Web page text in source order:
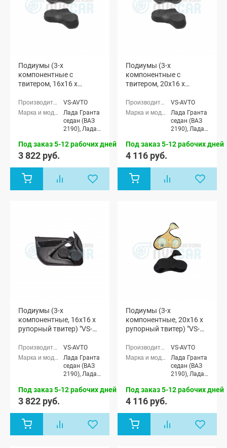
Подиумы (3-х
компонентные с
твитером, 16x16 x
avto" Лада Гранта (мод.
1)
VS-AVTO
Лада Гранта
седан (ВАЗ
2190), Лада
Спорт седан
лифтбек
(ВАЗ 2191)
Под заказ 5-12 рабочих дней
3 822 руб.
Подиумы (3-х
компонентные с
твитером, 20x16 x
avto" Лада Гранта (мод.
1)
VS-AVTO
Лада Гранта
седан (ВАЗ
2190), Лада
Спорт седан
лифтбек
(ВАЗ 2191)
Под заказ 5-12 рабочих дней
4 116 руб.
Подиумы (3-х
компонентные, 16x16 x
рупорный твитер) "VS-
2)
VS-AVTO
Лада Гранта
седан (ВАЗ
2190), Лада
Спорт седан
лифтбек
(ВАЗ 2191)
Под заказ 5-12 рабочих дней
3 822 руб.
Подиумы (3-х
компонентные, 20x16 x
рупорный твитер) "VS-
2)
VS-AVTO
Лада Гранта
седан (ВАЗ
2190), Лада
Спорт седан
лифтбек
(ВАЗ 2191)
Под заказ 5-12 рабочих дней
4 116 руб.